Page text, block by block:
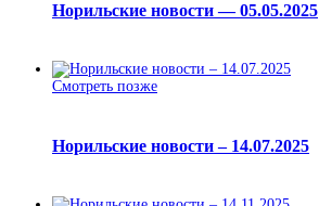
Норильские новости — 05.05.2025
Смотреть позже
Норильские новости – 14.07.2025